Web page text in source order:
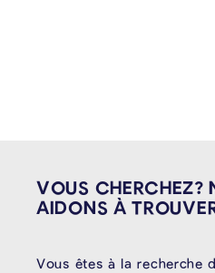
VOUS CHERCHEZ?
AIDONS À
Vous êtes à la recherche